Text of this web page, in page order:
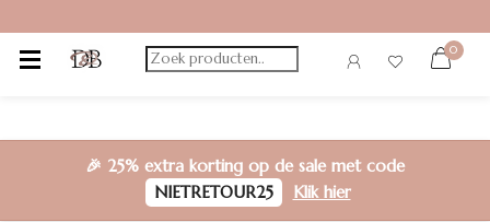
0
🎉 25% extra korting op de sale met code
NIETRETOUR25
Klik hier